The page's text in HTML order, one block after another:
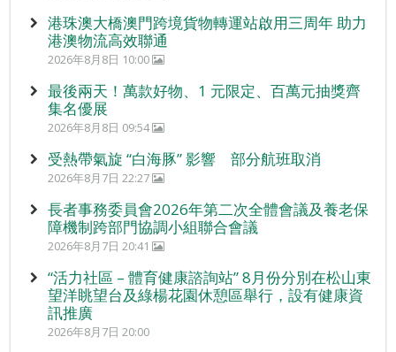
港珠澳大橋澳門跨境貨物轉運站啟用三周年 助力
港澳物流高效聯通
2026年8月8日 10:00
最後兩天！萬款好物、1 元限定、百萬元抽獎齊
集名優展
2026年8月8日 09:54
受熱帶氣旋 “白海豚” 影響 部分航班取消
2026年8月7日 22:27
長者事務委員會2026年第二次全體會議及養老保
障機制跨部門協調小組聯合會議
2026年8月7日 20:41
“活力社區 – 體育健康諮詢站” 8月份分別在松山東
望洋眺望台及綠楊花園休憩區舉行，設有健康資
訊推廣
2026年8月7日 20:00